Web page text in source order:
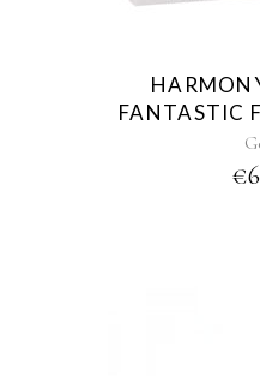
FANTASTIC
€